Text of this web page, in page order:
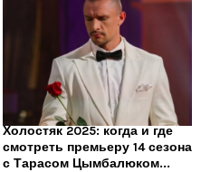
Холостяк 2025: когда и где
смотреть премьеру 14 сезона
с Тарасом Цымбалюком...